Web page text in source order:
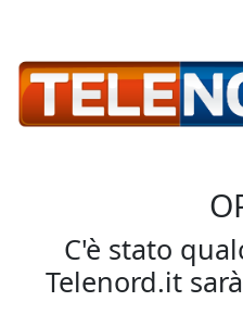
C'è stato
Telenord.it